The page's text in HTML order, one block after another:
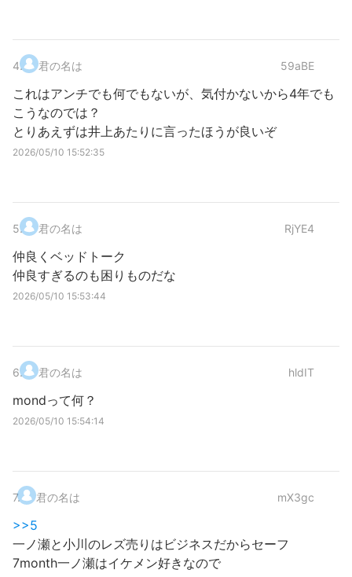
4. 君の名は 59aBE
これはアンチでも何でもないが、気付かないから4年でも
こうなのでは？
とりあえずは井上あたりに言ったほうが良いぞ
2026/05/10 15:52:35
5. 君の名は RjYE4
仲良くベッドトーク
仲良すぎるのも困りものだな
2026/05/10 15:53:44
6. 君の名は hldIT
mondって何？
2026/05/10 15:54:14
7. 君の名は mX3gc
>>5
一ノ瀬と小川のレズ売りはビジネスだからセーフ
7month一ノ瀬はイケメン好きなので